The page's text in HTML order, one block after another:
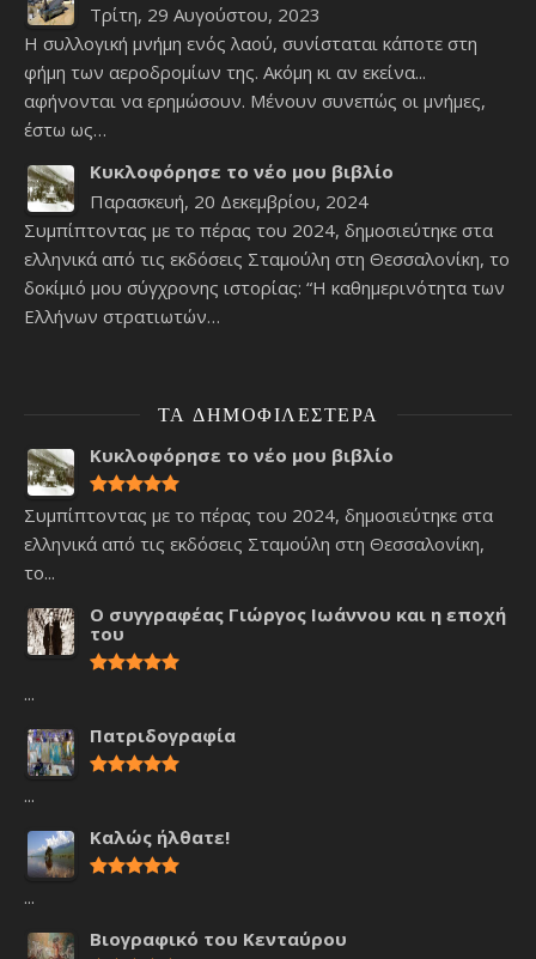
Τρίτη, 29 Αυγούστου, 2023
Η συλλογική μνήμη ενός λαού, συνίσταται κάποτε στη
φήμη των αεροδρομίων της. Ακόμη κι αν εκείνα...
αφήνονται να ερημώσουν. Μένουν συνεπώς οι μνήμες,
έστω ως…
Κυκλοφόρησε το νέο μου βιβλίο
Παρασκευή, 20 Δεκεμβρίου, 2024
Συμπίπτοντας με το πέρας του 2024, δημοσιεύτηκε στα
ελληνικά από τις εκδόσεις Σταμούλη στη Θεσσαλονίκη, το
δοκίμιό μου σύγχρονης ιστορίας: “Η καθημερινότητα των
Ελλήνων στρατιωτών…
ΤΑ ΔΗΜΟΦΙΛΈΣΤΕΡΑ
Κυκλοφόρησε το νέο μου βιβλίο
Συμπίπτοντας με το πέρας του 2024, δημοσιεύτηκε στα
ελληνικά από τις εκδόσεις Σταμούλη στη Θεσσαλονίκη,
το...
Ο συγγραφέας Γιώργος Ιωάννου και η εποχή
του
...
Πατριδογραφία
...
Καλώς ήλθατε!
...
Βιογραφικό του Κενταύρου